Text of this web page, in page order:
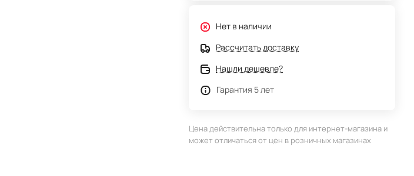
Нет в наличии
Рассчитать доставку
Нашли дешевле?
Гарантия 5 лет
Цена действительна только для интернет-магазина и
может отличаться от цен в розничных магазинах